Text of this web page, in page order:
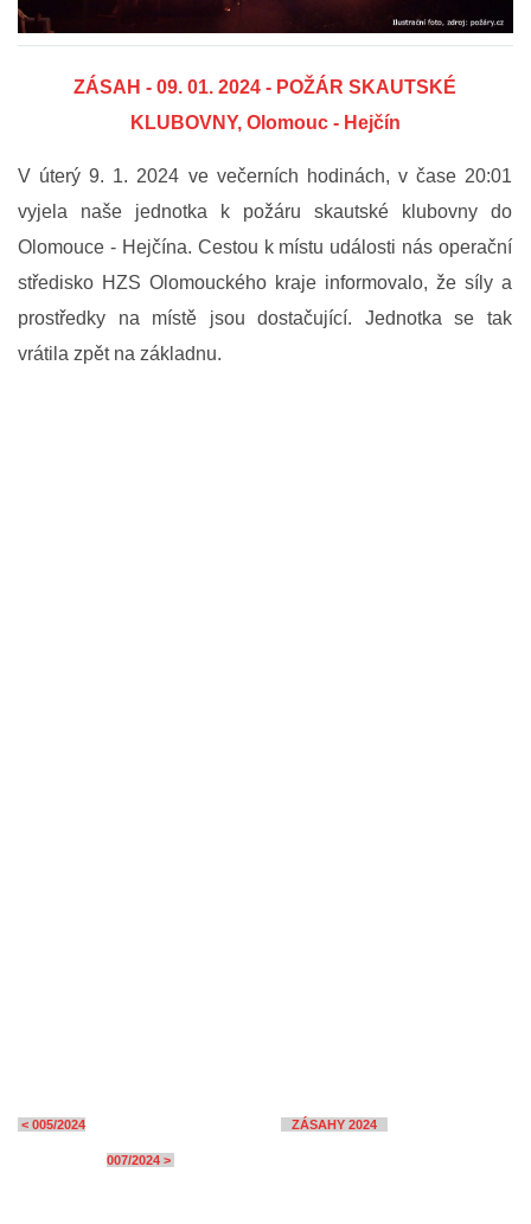
FOTOGALERIE
VIDEOGALERIE
PREVENCE
E-KRONIKA
ZÁSAH - 09. 01. 2024 - POŽÁR SKAUTSKÉ
KLUBOVNY, Olomouc - Hejčín
V úterý 9. 1. 2024 ve večerních hodinách, v čase 20:01
vyjela naše jednotka
k požáru skautské klubovny do
Olomouce - Hejčína. Cestou k místu události nás operační
středisko HZS Olomouckého kraje informovalo, že síly a
prostředky na místě jsou dostačující. Jednotka se tak
vrátila zpět na základnu.
< 005/2024 ZÁSAHY 2024
007/2024 >